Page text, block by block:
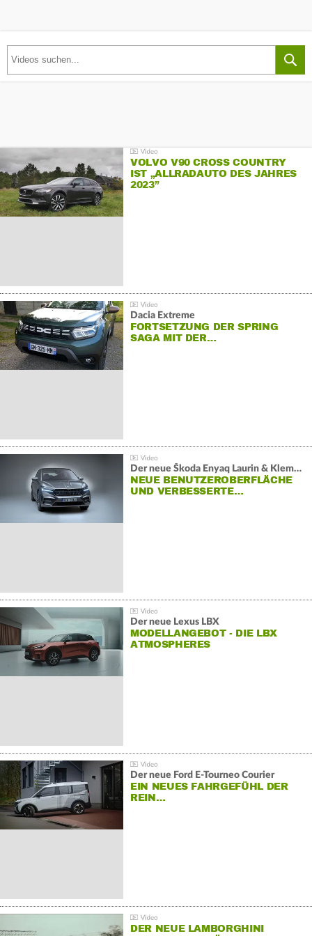
VOLVO V90 CROSS COUNTRY
IST „ALLRADAUTO DES JAHRES
2023”
Dacia Extreme
FORTSETZUNG DER SPRING
SAGA MIT DER…
Der neue Škoda Enyaq Laurin & Klement
NEUE BENUTZEROBERFLÄCHE
UND VERBESSERTE…
Der neue Lexus LBX
MODELLANGEBOT - DIE LBX
ATMOSPHERES
Der neue Ford E-Tourneo Courier
EIN NEUES FAHRGEFÜHL DER
REIN…
DER NEUE LAMBORGHINI